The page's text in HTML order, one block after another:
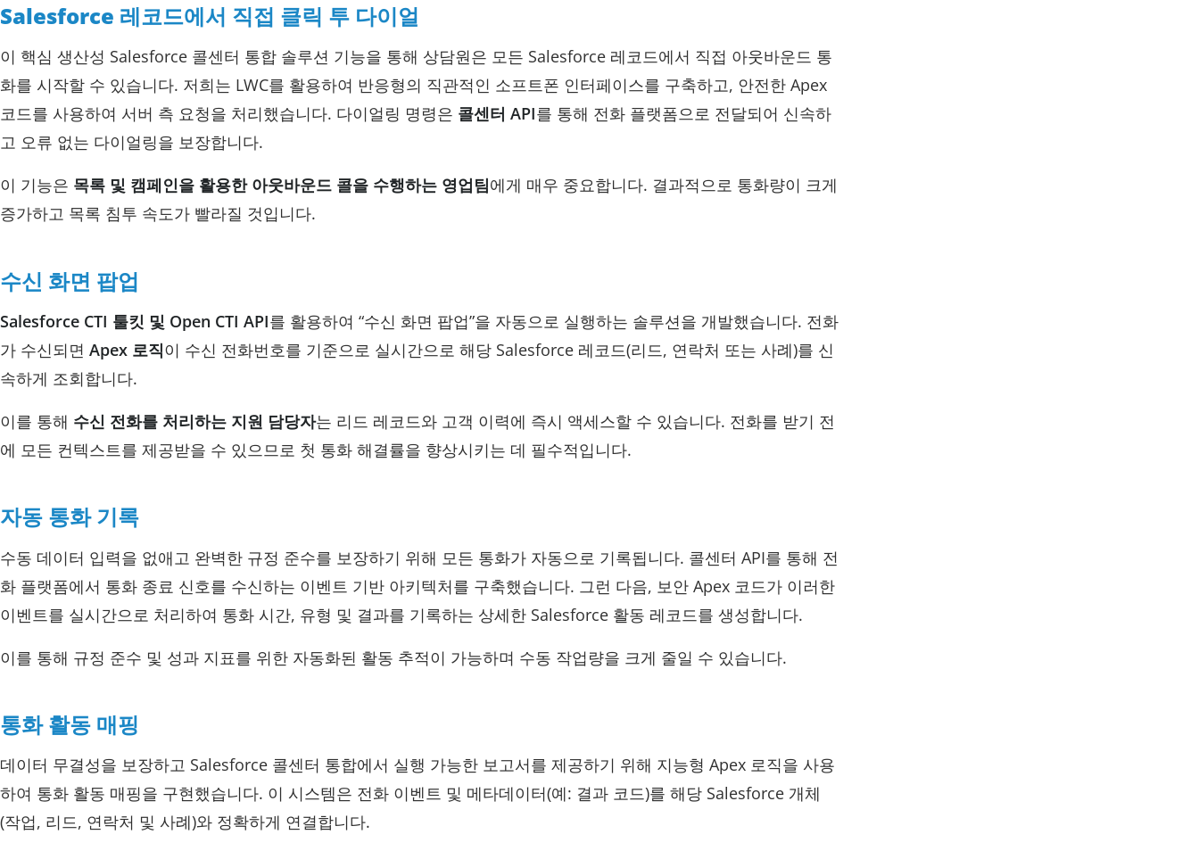
Salesforce 레코드에서 직접 클릭 투 다이얼
이 핵심 생산성 Salesforce 콜센터 통합 솔루션 기능을 통해 상담원은 모든 Salesforce 레코드에서 직접 아웃바운드 통
화를 시작할 수 있습니다. 저희는 LWC를 활용하여 반응형의 직관적인 소프트폰 인터페이스를 구축하고, 안전한 Apex
코드를 사용하여 서버 측 요청을 처리했습니다. 다이얼링 명령은 콜센터 API를 통해 전화 플랫폼으로 전달되어 신속하
고 오류 없는 다이얼링을 보장합니다.
이 기능은 목록 및 캠페인을 활용한 아웃바운드 콜을 수행하는 영업팀에게 매우 중요합니다. 결과적으로 통화량이 크게
증가하고 목록 침투 속도가 빨라질 것입니다.
수신 화면 팝업
Salesforce CTI 툴킷 및 Open CTI API를 활용하여 “수신 화면 팝업”을 자동으로 실행하는 솔루션을 개발했습니다. 전화
가 수신되면 Apex 로직이 수신 전화번호를 기준으로 실시간으로 해당 Salesforce 레코드(리드, 연락처 또는 사례)를 신
속하게 조회합니다.
이를 통해 수신 전화를 처리하는 지원 담당자는 리드 레코드와 고객 이력에 즉시 액세스할 수 있습니다. 전화를 받기 전
에 모든 컨텍스트를 제공받을 수 있으므로 첫 통화 해결률을 향상시키는 데 필수적입니다.
자동 통화 기록
수동 데이터 입력을 없애고 완벽한 규정 준수를 보장하기 위해 모든 통화가 자동으로 기록됩니다. 콜센터 API를 통해 전
화 플랫폼에서 통화 종료 신호를 수신하는 이벤트 기반 아키텍처를 구축했습니다. 그런 다음, 보안 Apex 코드가 이러한
이벤트를 실시간으로 처리하여 통화 시간, 유형 및 결과를 기록하는 상세한 Salesforce 활동 레코드를 생성합니다.
이를 통해 규정 준수 및 성과 지표를 위한 자동화된 활동 추적이 가능하며 수동 작업량을 크게 줄일 수 있습니다.
통화 활동 매핑
데이터 무결성을 보장하고 Salesforce 콜센터 통합에서 실행 가능한 보고서를 제공하기 위해 지능형 Apex 로직을 사용
하여 통화 활동 매핑을 구현했습니다. 이 시스템은 전화 이벤트 및 메타데이터(예: 결과 코드)를 해당 Salesforce 개체
(작업, 리드, 연락처 및 사례)와 정확하게 연결합니다.